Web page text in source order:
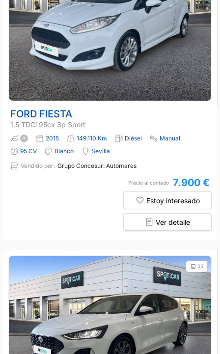
FORD FIESTA
1.5 TDCi 95cv 3p Sport
2015 149.110 Km Diésel
Manual
95 CV
Blanco
Sevilla
Vendido por: Grupo Concesur: Automares
Precio al contado 7.900 €
Estoy interesado
Ver detalle
25